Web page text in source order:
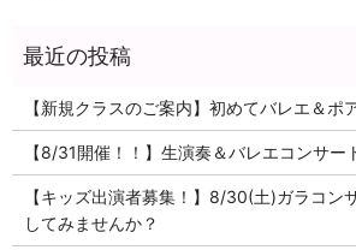
【新規クラスのご案内】初めてバレエ＆ポ
【8/31開催！！】生演奏＆バレエコンサー
【キッズ出演者募集！】8/30(土)ガラコン
してみませんか？